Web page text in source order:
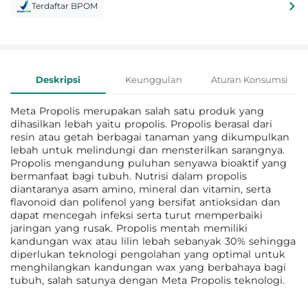
Terdaftar BPOM
Informasi Produk
Deskripsi Keunggulan Aturan Konsumsi
Meta Propolis merupakan salah satu produk yang
dihasilkan lebah yaitu propolis. Propolis berasal dari
resin atau getah berbagai tanaman yang dikumpulkan
lebah untuk melindungi dan mensterilkan sarangnya.
Propolis mengandung puluhan senyawa bioaktif yang
bermanfaat bagi tubuh. Nutrisi dalam propolis
diantaranya asam amino, mineral dan vitamin, serta
flavonoid dan polifenol yang bersifat antioksidan dan
dapat mencegah infeksi serta turut memperbaiki
jaringan yang rusak. Propolis mentah memiliki
kandungan wax atau lilin lebah sebanyak 30% sehingga
diperlukan teknologi pengolahan yang optimal untuk
menghilangkan kandungan wax yang berbahaya bagi
tubuh, salah satunya dengan Meta Propolis teknologi.